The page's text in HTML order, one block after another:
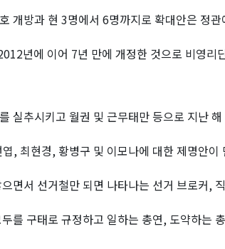
개방과 현 3명에서 6명까지로 확대안은 정관
년에 이어 7년 만에 개정한 것으로 비영리
실추시키고 월권 및 근무태만 등으로 지난
, 최현경, 황병구 및 이모나에 대한 제명안이
면서 선거철만 되면 나타나는 선거 브로커,
를 구태로 규정하고 일하는 총연, 도약하는